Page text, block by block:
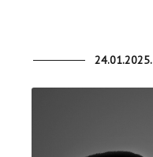
24.01.2025.